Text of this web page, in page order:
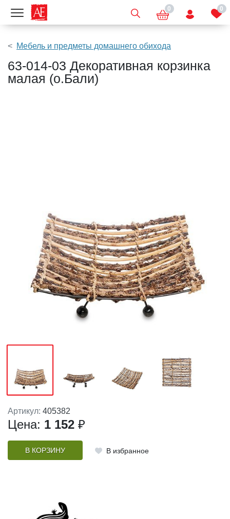
Показать меню 0 0
Мебель и предметы домашнего обихода
63-014-03 Декоративная корзинка
малая (о.Бали)
Артикул: 405382
Цена: 1 152 ₽
В КОРЗИНУ В избранное